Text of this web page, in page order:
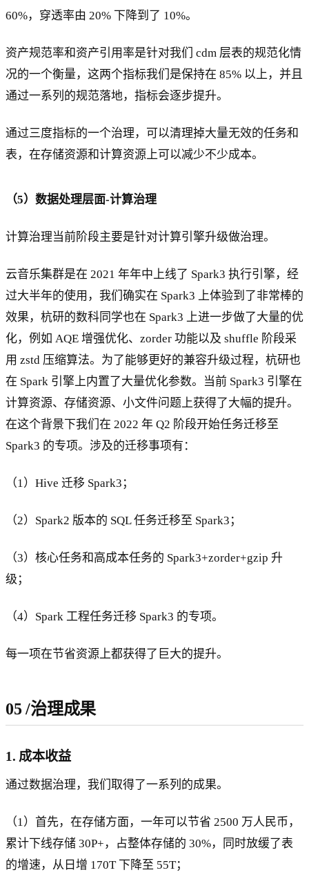
60%，穿透率由 20% 下降到了 10%。
资产规范率和资产引用率是针对我们 cdm 层表的规范化情
况的一个衡量，这两个指标我们是保持在 85% 以上，并且
通过一系列的规范落地，指标会逐步提升。
通过三度指标的一个治理，可以清理掉大量无效的任务和
表，在存储资源和计算资源上可以减少不少成本。
（5）数据处理层面-计算治理
计算治理当前阶段主要是针对计算引擎升级做治理。
云音乐集群是在 2021 年年中上线了 Spark3 执行引擎，经
过大半年的使用，我们确实在 Spark3 上体验到了非常棒的
效果，杭研的数科同学也在 Spark3 上进一步做了大量的优
化，例如 AQE 增强优化、zorder 功能以及 shuffle 阶段采
用 zstd 压缩算法。为了能够更好的兼容升级过程，杭研也
在 Spark 引擎上内置了大量优化参数。当前 Spark3 引擎在
计算资源、存储资源、小文件问题上获得了大幅的提升。
在这个背景下我们在 2022 年 Q2 阶段开始任务迁移至
Spark3 的专项。涉及的迁移事项有：
（1）Hive 迁移 Spark3；
（2）Spark2 版本的 SQL 任务迁移至 Spark3；
（3）核心任务和高成本任务的 Spark3+zorder+gzip 升
级；
（4）Spark 工程任务迁移 Spark3 的专项。
每一项在节省资源上都获得了巨大的提升。
05 /治理成果
1. 成本收益
通过数据治理，我们取得了一系列的成果。
（1）首先，在存储方面，一年可以节省 2500 万人民币，
累计下线存储 30P+，占整体存储的 30%，同时放缓了表
的增速，从日增 170T 下降至 55T；